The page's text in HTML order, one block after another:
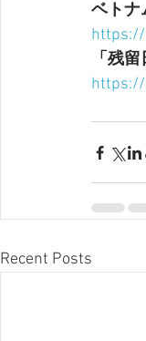
ベトナ
https://
「残
Recent Posts